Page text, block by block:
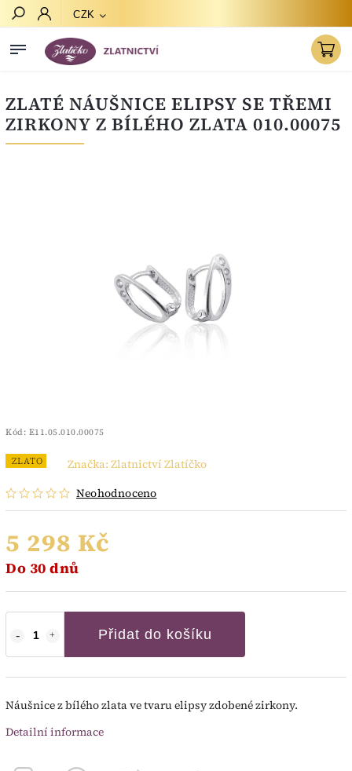
CZK
ZLATÉ NÁUŠNICE ELIPSY SE TŘEMI
ZIRKONY Z BÍLÉHO ZLATA 010.00075
Kód: E11.05.010.00075
ZLATO
Neohodnoceno
Značka: Zlatnictví Zlatíčko
5 298 Kč
Do 30 dnů
Přidat do košíku
Náušnice z bílého zlata ve tvaru elipsy zdobené zirkony.
Detailní informace